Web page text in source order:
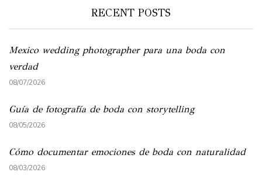
RECENT POSTS
Mexico wedding photographer para una boda con
verdad
08/07/2026
Guía de fotografía de boda con storytelling
08/05/2026
Cómo documentar emociones de boda con naturalidad
08/03/2026